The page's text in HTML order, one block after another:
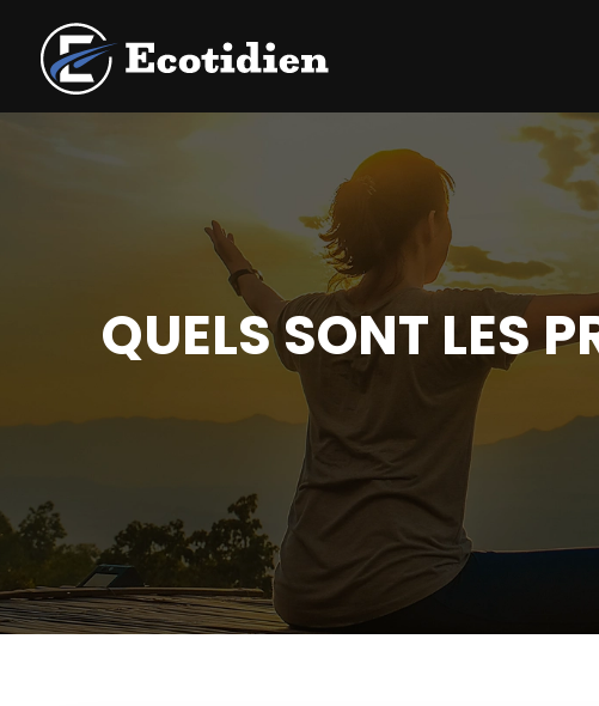
QUELS SONT LES